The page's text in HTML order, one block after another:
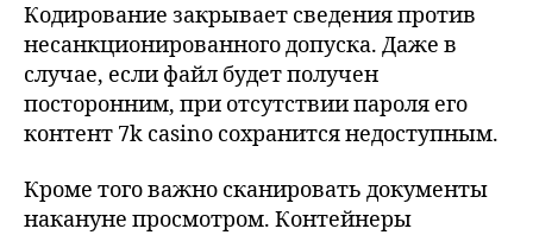
Кодирование закрывает сведения против
несанкционированного допуска. Даже в
случае, если файл будет получен
посторонним, при отсутствии пароля его
контент 7k casino сохранится недоступным.
Кроме того важно сканировать документы
накануне просмотром. Контейнеры